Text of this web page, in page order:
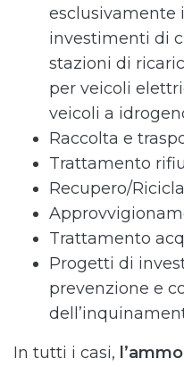
esclusivamente
investimenti di
stazioni di
per veicoli
veicoli a
Raccolta e
Trattamento
Recupero/
Trattamento
Progetti di
prevenzione e
In tutti i casi,